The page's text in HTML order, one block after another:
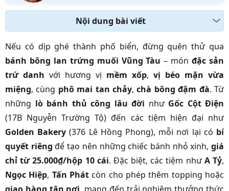
Nội dung bài viết
Nếu có dịp ghé thành phố biển, đừng quên thử qua
bánh bông lan trứng muối Vũng Tàu – mónđặc sản
trứ danh với hương vị mềm xốp, vị béo mặn vừa
miệng, cùng phô mai tan chảy,chà bông đậm đà. Từ
những lò bánh thủ công lâu đời như Gốc Cột Điện
(17B Nguyễn Trường Tộ) đến các tiệm hiện đại như
Golden Bakery (376 Lê Hồng Phong), mỗi nơi lại có bí
quyết riêng để tạo nên những chiếc bánh nhỏ xinh,giá
chỉ từ 25.000₫/hộp 10 cái. Đặc biệt, các tiệm nhưA Tỷ,
Ngọc Hiệp, Tấn Phát còn cho phép thêm topping hoặc